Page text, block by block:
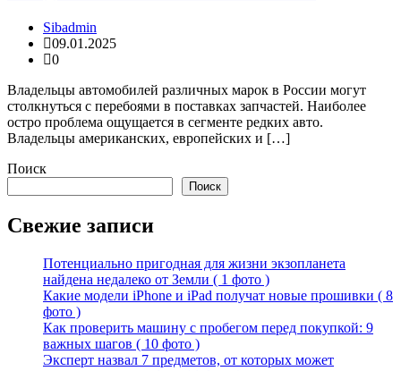
Sibadmin
09.01.2025
0
Владельцы автомобилей различных марок в России могут
столкнуться с перебоями в поставках запчастей. Наиболее
остро проблема ощущается в сегменте редких авто.
Владельцы американских, европейских и […]
Поиск
Поиск
Свежие записи
Потенциально пригодная для жизни экзопланета
найдена недалеко от Земли ( 1 фото )
Какие модели iPhone и iPad получат новые прошивки ( 8
фото )
Как проверить машину с пробегом перед покупкой: 9
важных шагов ( 10 фото )
Эксперт назвал 7 предметов, от которых может